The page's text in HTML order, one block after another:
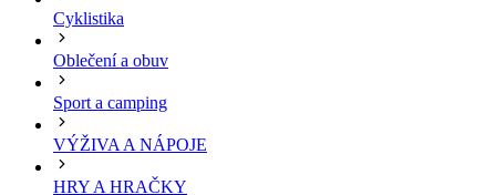
Cyklistika
Oblečení a obuv
Sport a camping
VÝŽIVA A NÁPOJE
HRY A HRAČKY